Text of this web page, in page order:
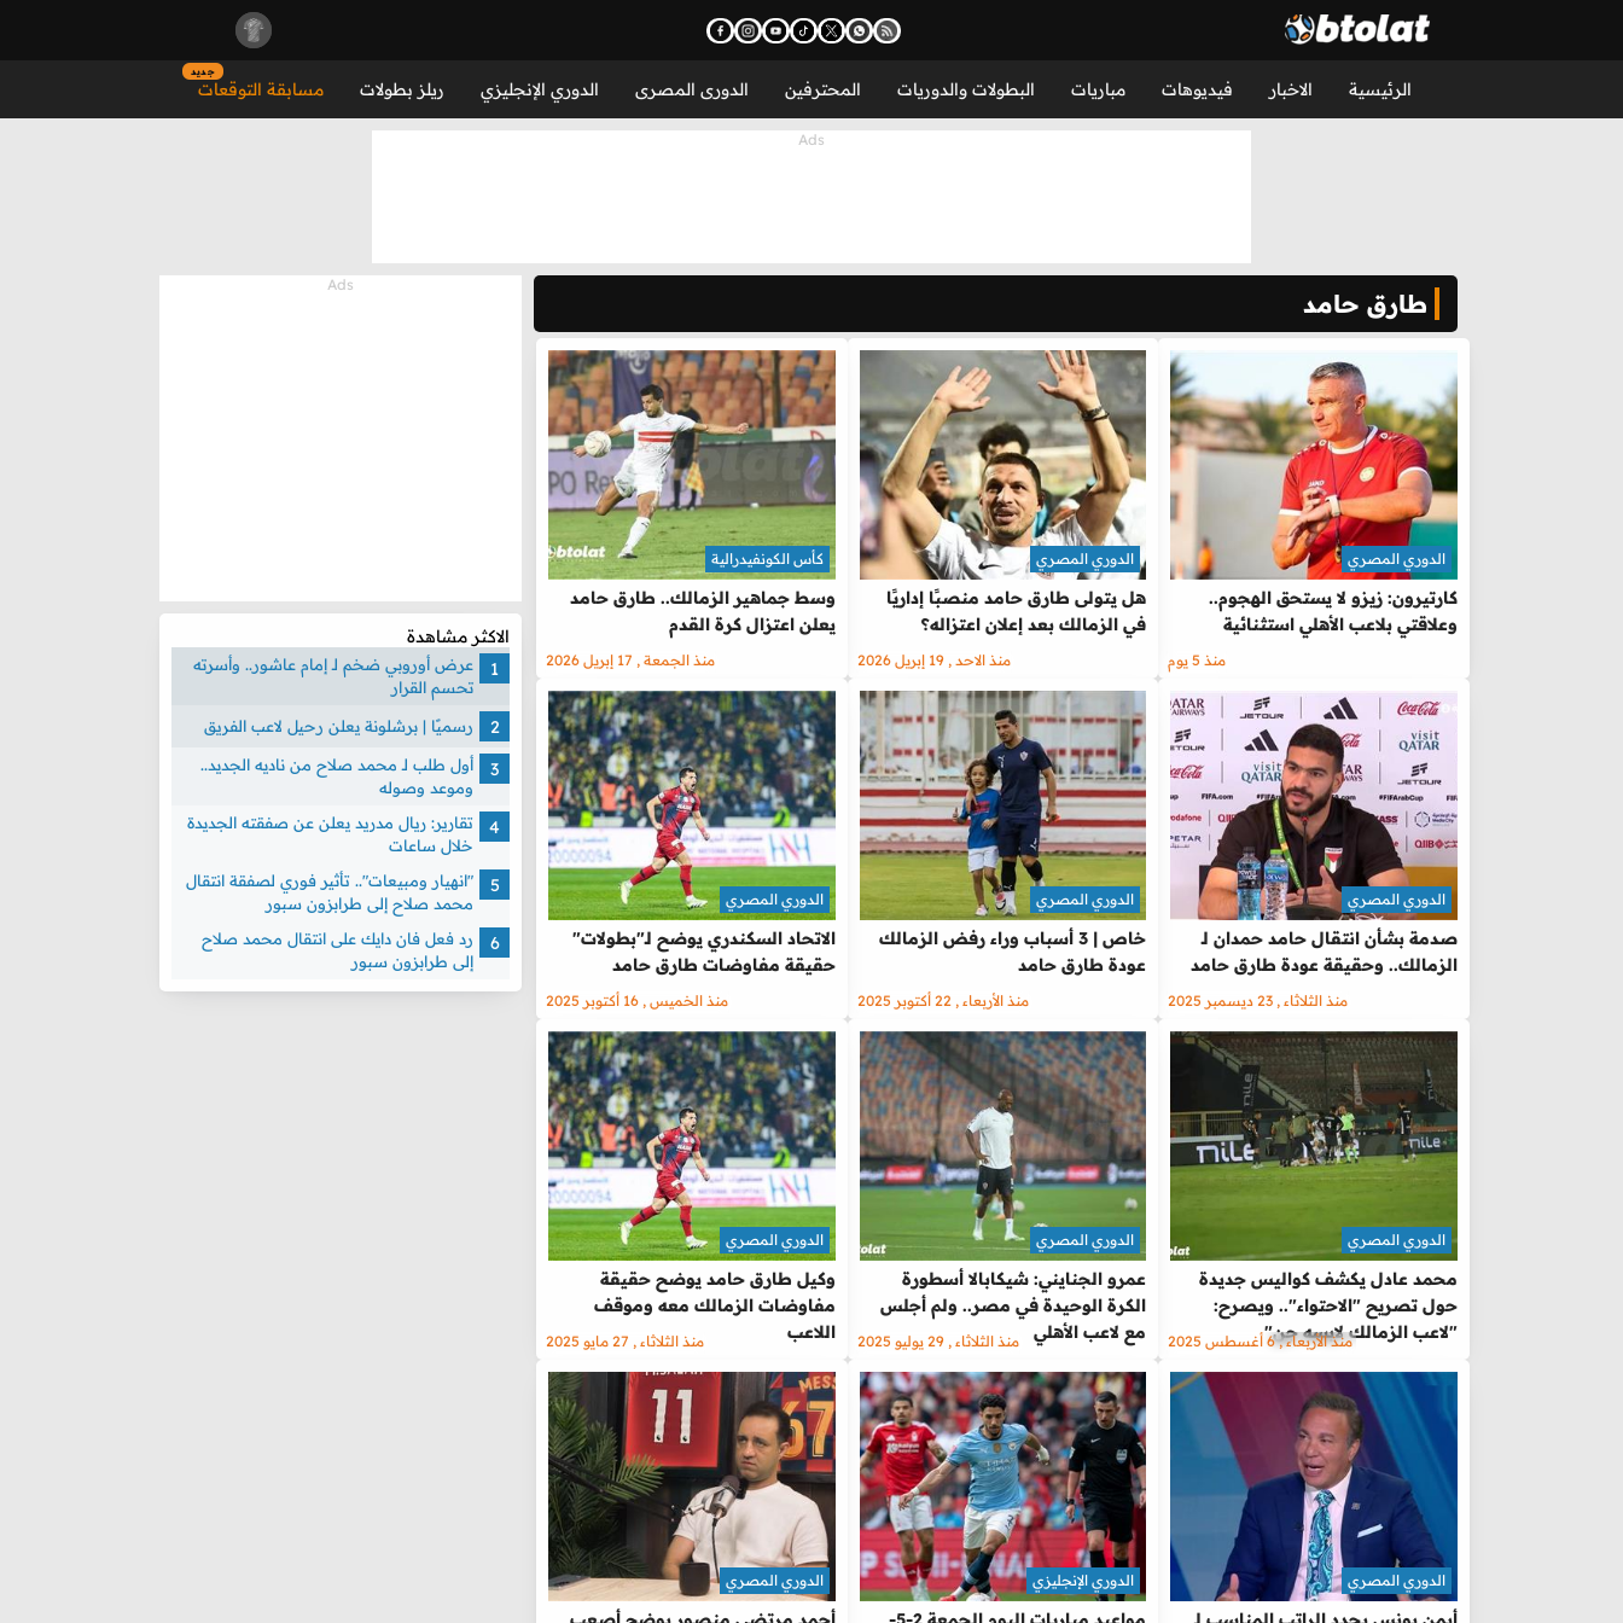
الرئيسية الاخبار فيديوهات مباريات البطولات والدوريات المحترفين الدورى المصرى الدوري الإنجليزي ريلز بطولات مسابقة التوقعات
جديد
طارق حامد
كارتيرون: زيزو لا يستحق الهجوم..
وعلاقتي بلاعب الأهلي استثنائية
الدوري المصري
منذ 5 يوم
هل يتولى طارق حامد منصبًا إداريًا
في الزمالك بعد إعلان اعتزاله؟
الدوري المصري
منذ الاحد , 19 إبريل 2026
وسط جماهير الزمالك.. طارق حامد
يعلن اعتزال كرة القدم
كأس الكونفيدرالية
منذ الجمعة , 17 إبريل 2026
صدمة بشأن انتقال حامد حمدان لـ
الزمالك.. وحقيقة عودة طارق حامد
الدوري المصري
منذ الثلاثاء , 23 ديسمبر 2025
خاص | 3 أسباب وراء رفض الزمالك
عودة طارق حامد
الدوري المصري
منذ الأربعاء , 22 أكتوبر 2025
الاتحاد السكندري يوضح لـ"بطولات"
حقيقة مفاوضات طارق حامد
الدوري المصري
منذ الخميس , 16 أكتوبر 2025
محمد عادل يكشف كواليس جديدة
حول تصريح "الاحتواء".. ويصرح:
"لاعب الزمالك لابسه جن"
الدوري المصري
منذ الأربعاء , 6 أغسطس 2025
عمرو الجنايني: شيكابالا أسطورة
الكرة الوحيدة في مصر.. ولم أجلس
مع لاعب الأهلي
الدوري المصري
منذ الثلاثاء , 29 يوليو 2025
وكيل طارق حامد يوضح حقيقة
مفاوضات الزمالك معه وموقف
اللاعب
الدوري المصري
منذ الثلاثاء , 27 مايو 2025
الدوري المصري الدوري الإنجليزي الدوري المصري
الاكثر مشاهدة
عرض أوروبي ضخم لـ إمام عاشور.. وأسرته
تحسم القرار
رسميًا | برشلونة يعلن رحيل لاعب الفريق
أول طلب لـ محمد صلاح من ناديه الجديد..
وموعد وصوله
تقارير: ريال مدريد يعلن عن صفقته الجديدة
خلال ساعات
"انهيار ومبيعات".. تأثير فوري لصفقة انتقال
محمد صلاح إلى طرابزون سبور
رد فعل فان دايك على انتقال محمد صلاح
إلى طرابزون سبور